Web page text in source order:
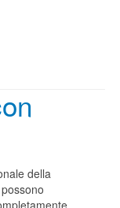
della